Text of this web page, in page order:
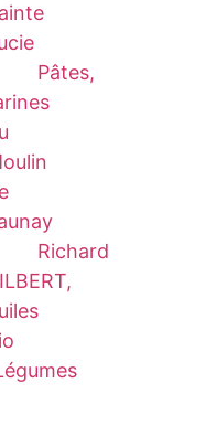
Pâtes,
Richard